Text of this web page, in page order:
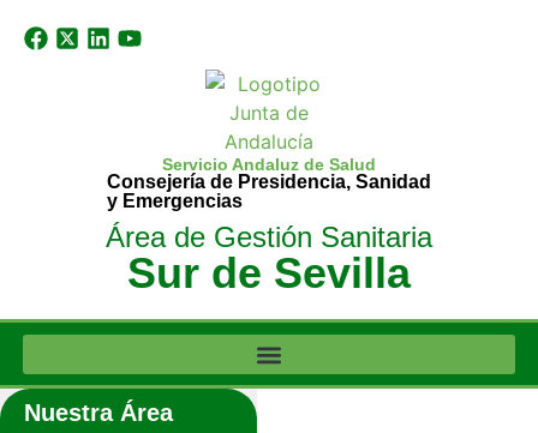
Servicio Andaluz de Salud
Consejería de Presidencia, Sanidad
y Emergencias
Área de Gestión Sanitaria
Sur de Sevilla
Nuestra Área